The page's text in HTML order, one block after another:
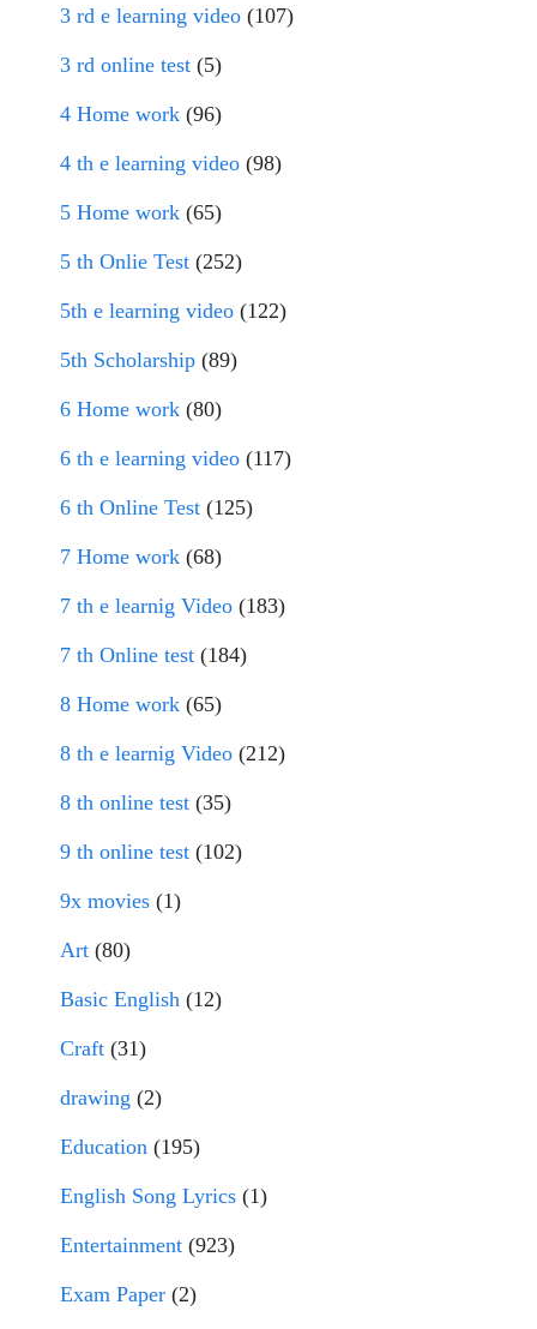
3 rd e learning video (107)
3 rd online test (5)
4 Home work (96)
4 th e learning video (98)
5 Home work (65)
5 th Onlie Test (252)
5th e learning video (122)
5th Scholarship (89)
6 Home work (80)
6 th e learning video (117)
6 th Online Test (125)
7 Home work (68)
7 th e learnig Video (183)
7 th Online test (184)
8 Home work (65)
8 th e learnig Video (212)
8 th online test (35)
9 th online test (102)
9x movies (1)
Art (80)
Basic English (12)
Craft (31)
drawing (2)
Education (195)
English Song Lyrics (1)
Entertainment (923)
Exam Paper (2)